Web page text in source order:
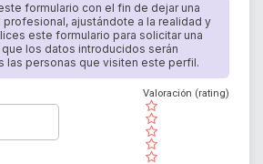
formulario con el fin de dejar una
ajustándote a la realidad y
este formulario para solicitar una
que los datos introducidos serán
las personas que visiten este perfil.
( )
( )
( )
( )
( )
Valoración (rating)